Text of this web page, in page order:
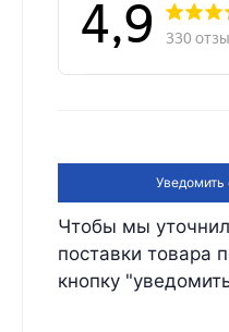
Уведомить
Чтобы мы
поставки товара
кнопку